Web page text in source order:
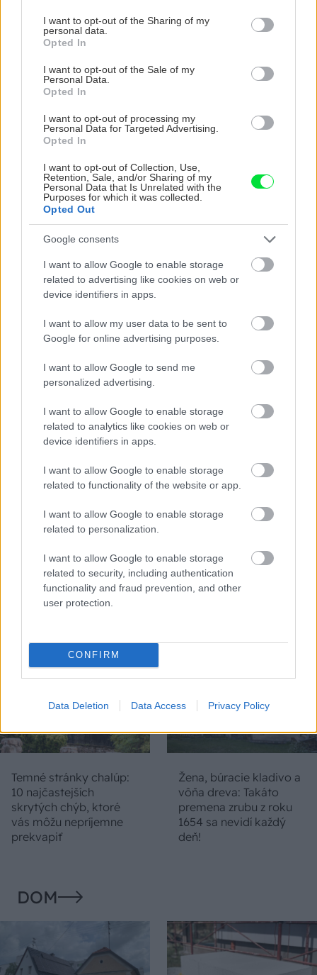
not limited to your visit or usage behaviour. You may click to
grant or deny consent to Google and its third-party tags to
use your data for below specified purposes in below Google
consent section.
I want to opt-out of the Sharing of my
personal data.
Opted In
I want to opt-out of the Sale of my
Personal Data.
Opted In
I want to opt-out of processing my
Personal Data for Targeted Advertising.
Opted In
I want to opt-out of Collection, Use,
Retention, Sale, and/or Sharing of my
Personal Data that Is Unrelated with the
Purposes for which it was collected.
Opted Out
Google consents
I want to allow Google to enable storage
related to advertising like cookies on web or
device identifiers in apps.
I want to allow my user data to be sent to
Google for online advertising purposes.
I want to allow Google to send me
personalized advertising.
I want to allow Google to enable storage
related to analytics like cookies on web or
device identifiers in apps.
I want to allow Google to enable storage
related to functionality of the website or app.
I want to allow Google to enable storage
related to personalization.
I want to allow Google to enable storage
related to security, including authentication
functionality and fraud prevention, and other
user protection.
CONFIRM
Data Deletion Data Access Privacy Policy
5 trvaliek s
panašovanými listami,
záhonu celosezónny
šmrnc
Trvalky, ktoré znesú
ktoré slnko svieti celý
Nemusí to byť len
krások, ktoré rozžiaria
vašu záhradu
rastliny? Pravda vás
možno prekvapí
starú chalupu na
nepoznanie: Keď
vojdete dnu, zabudnete,
že nie ste v Toskánsku
S motorovou pílou sa
dokáže aj podpísať.
Slovák sa nebál a v
Čičmanoch si postavil
Temné stránky chalúp:
10 najčastejších
skrytých chýb, ktoré
vás môžu nepríjemne
prekvapiť
Žena, búracie kladivo a
vôňa dreva: Takáto
premena zrubu z roku
1654 sa nevidí každý
deň!
DOM